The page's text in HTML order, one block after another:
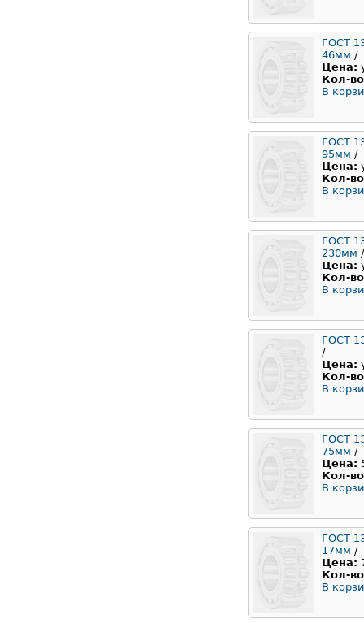
ГОСТ
46мм /
Цена:
Кол-
В
ГОСТ
95мм /
Цена:
Кол-
В
ГОСТ
230мм /
Цена:
Кол-
В
ГОСТ
/
Цена:
Кол-
В
ГОСТ
75мм /
Цена:
Кол-
В
ГОСТ
17мм /
Цена:
Кол-
В